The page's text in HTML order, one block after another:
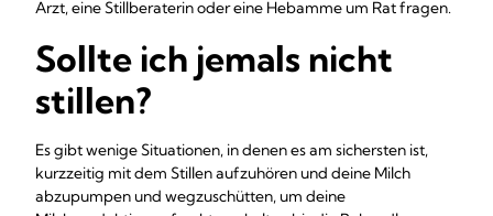
Arzt, eine Stillberaterin oder eine Hebamme um Rat fragen.
Sollte ich jemals nicht
stillen?
Es gibt wenige Situationen, in denen es am sichersten ist,
kurzzeitig mit dem Stillen aufzuhören und deine Milch
abzupumpen und wegzuschütten, um deine